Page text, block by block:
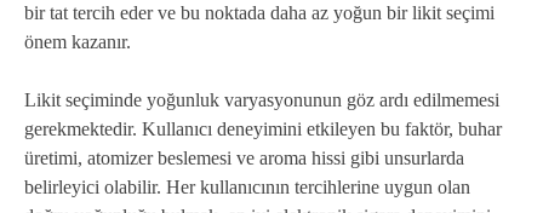
bir tat tercih eder ve bu noktada daha az yoğun bir likit seçimi
önem kazanır.
Likit seçiminde yoğunluk varyasyonunun göz ardı edilmemesi
gerekmektedir. Kullanıcı deneyimini etkileyen bu faktör, buhar
üretimi, atomizer beslemesi ve aroma hissi gibi unsurlarda
belirleyici olabilir. Her kullanıcının tercihlerine uygun olan